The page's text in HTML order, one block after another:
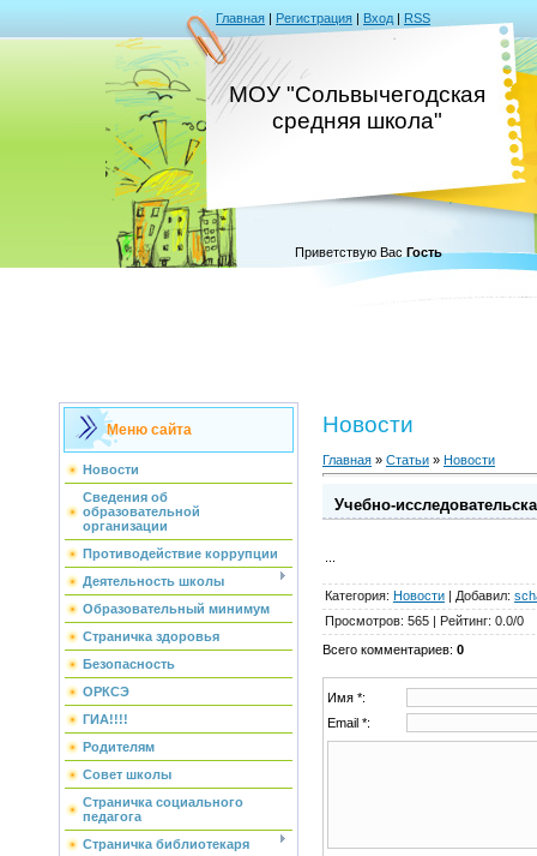
Главная | Регистрация | Вход | RSS
МОУ "Сольвычегодская
средняя школа"
Приветствую Вас Гость
Меню сайта
Новости
Сведения об
образовательной
организации
Противодействие коррупции
Деятельность школы
Образовательный минимум
Страничка здоровья
Безопасность
ОРКСЭ
ГИА!!!!
Родителям
Совет школы
Страничка социального
педагога
Страничка библиотекаря
Новости
Главная » Статьи » Новости
Учебно-
Категория: Новости | Добавил:
Просмотров: 565 | Рейтинг: 0.0/0
Всего комментариев: 0
Имя *:
Email *: